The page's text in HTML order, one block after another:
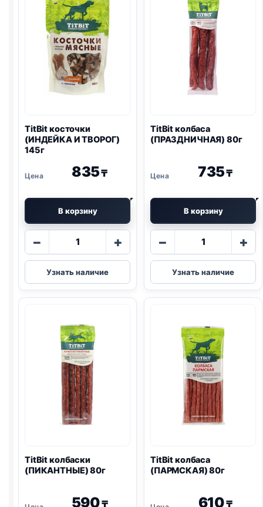
TitBit косточки
(ИНДЕЙКА И ТВОРОГ)
145г
835₸
В корзину
−
Количество
TitBit
косточки
(ИНДЕЙКА
145г
+
Узнать наличие
TitBit колбаса
(ПРАЗДНИЧНАЯ) 80г
735₸
В корзину
−
Количество
TitBit
колбаса
+
Узнать наличие
TitBit колбаски
(ПИКАНТНЫЕ) 80г
590₸
TitBit колбаса
(ПАРМСКАЯ) 80г
610₸